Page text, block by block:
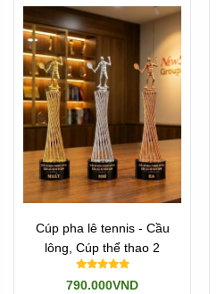
Cúp pha lê tennis - Cầu
lông, Cúp thể thao 2
790.000VND